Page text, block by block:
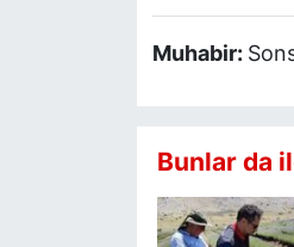
Muhabir:
Bunlar da